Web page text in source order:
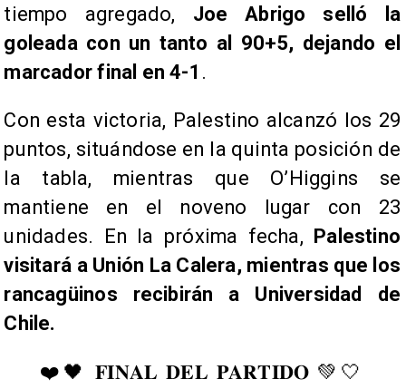
tiempo agregado, Joe Abrigo selló la
goleada con un tanto al 90+5, dejando el
marcador final en 4-1 .
Con esta victoria, Palestino alcanzó los 29
puntos, situándose en la quinta posición de
la tabla, mientras que O’Higgins se
mantiene en el noveno lugar con 23
unidades. En la próxima fecha, Palestino
visitará a Unión La Calera, mientras que los
rancagüinos recibirán a Universidad de
Chile.
❤️🖤 𝐅𝐈𝐍𝐀𝐋 𝐃𝐄𝐋 𝐏𝐀𝐑𝐓𝐈𝐃𝐎 💚🤍